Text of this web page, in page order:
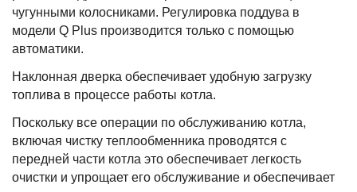
чугунными колосниками. Регулировка поддува в
модели Q Plus производится только с помощью
автоматики.
Наклонная дверка обеспечивает удобную загрузку
топлива в процессе работы котла.
Поскольку все операции по обслуживанию котла,
включая чистку теплообменника проводятся с
передней части котла это обеспечивает легкость
очистки и упрощает его обслуживание и обеспечивает